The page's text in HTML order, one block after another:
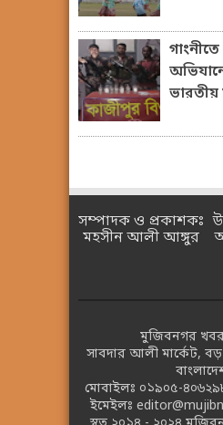
ভারতীয়
সম্পাদক ও প্রকাশকঃ
মহসীন আলী আঙ্গুর
মুজিবনগর
সাবদার আলী মার্কেট,
মোবাইলঃ ০১৯০৫-
ইমেইলঃ